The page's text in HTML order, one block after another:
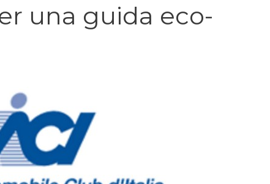
una guida eco-